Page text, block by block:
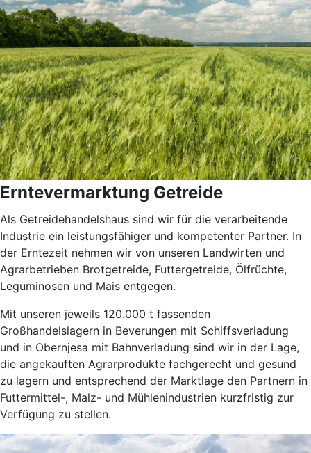
Erntevermarktung Getreide
Als Getreidehandelshaus sind wir für die verarbeitende
Industrie ein leistungsfähiger und kompetenter Partner. In
der Erntezeit nehmen wir von unseren Landwirten und
Agrarbetrieben Brotgetreide, Futtergetreide, Ölfrüchte,
Leguminosen und Mais entgegen.
Mit unseren jeweils 120.000 t fassenden
Großhandelslagern in Beverungen mit Schiffsverladung
und in Obernjesa mit Bahnverladung sind wir in der Lage,
die angekauften Agrarprodukte fachgerecht und gesund
zu lagern und entsprechend der Marktlage den Partnern in
Futtermittel-, Malz- und Mühlenindustrien kurzfristig zur
Verfügung zu stellen.